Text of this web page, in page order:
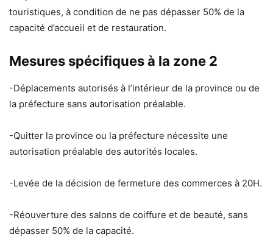
touristiques, à condition de ne pas dépasser 50% de la
capacité d’accueil et de restauration.
Mesures spécifiques à la zone 2
-Déplacements autorisés à l’intérieur de la province ou de
la préfecture sans autorisation préalable.
-Quitter la province ou la préfecture nécessite une
autorisation préalable des autorités locales.
-Levée de la décision de fermeture des commerces à 20H.
-Réouverture des salons de coiffure et de beauté, sans
dépasser 50% de la capacité.